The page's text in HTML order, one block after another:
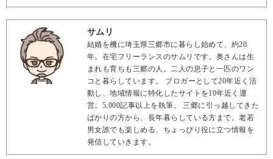
サムリ
結婚を機に埼玉県三郷市に暮らし始めて、約20
年。在宅フリーランスのサムリです。奥さんは生
まれも育ちも三郷の人。二人の息子と一匹のワン
コと暮らしています。 ブロガーとして20年近く活
動し、地域情報に特化したサイトを10年近く運
営。5,000記事以上を執筆。 三郷に引っ越してきた
ばかりの方から、長年暮らしている方まで。老若
男女誰でも楽しめる、ちょっぴり役に立つ情報を
発信していきます。